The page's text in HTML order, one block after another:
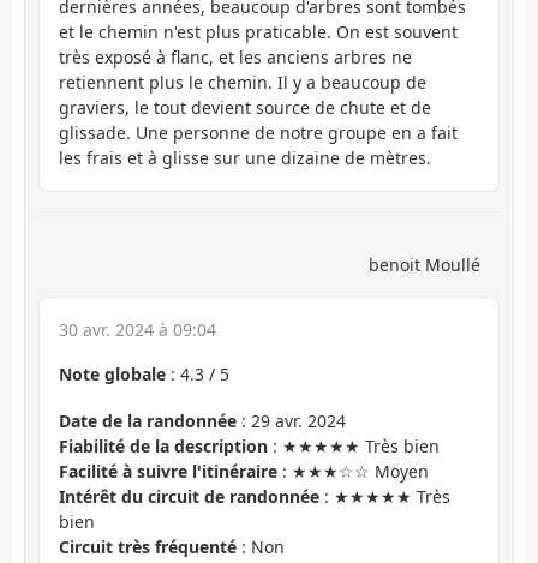
dernières années, beaucoup d'arbres sont tombés
et le chemin n'est plus praticable. On est souvent
très exposé à flanc, et les anciens arbres ne
retiennent plus le chemin. Il y a beaucoup de
graviers, le tout devient source de chute et de
glissade. Une personne de notre groupe en a fait
les frais et à glisse sur une dizaine de mètres.
benoit Moullé
30 avr. 2024 à 09:04
Note globale : 4.3 / 5
Date de la randonnée : 29 avr. 2024
Fiabilité de la description : ★★★★★ Très bien
Facilité à suivre l'itinéraire : ★★★☆☆ Moyen
Intérêt du circuit de randonnée : ★★★★★ Très
bien
Circuit très fréquenté : Non